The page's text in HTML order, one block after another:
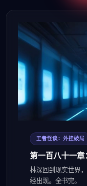
王者怪谈：外挂破局
第一百八十一章
林深回到现实世界
经出现。全书完。